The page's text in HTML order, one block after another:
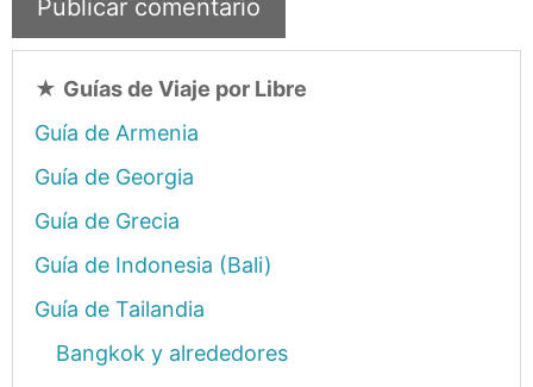
★ Guías de Viaje por Libre
Guía de Armenia
Guía de Georgia
Guía de Grecia
Guía de Indonesia (Bali)
Guía de Tailandia
Bangkok y alrededores